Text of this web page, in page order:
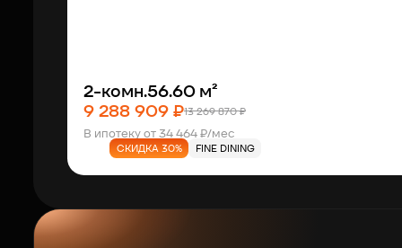
2-комн.56.60 м²
9 288 909 ₽13 269 870 ₽
В ипотеку от 34 464 ₽/мес
СКИДКА 30% FINE DINING